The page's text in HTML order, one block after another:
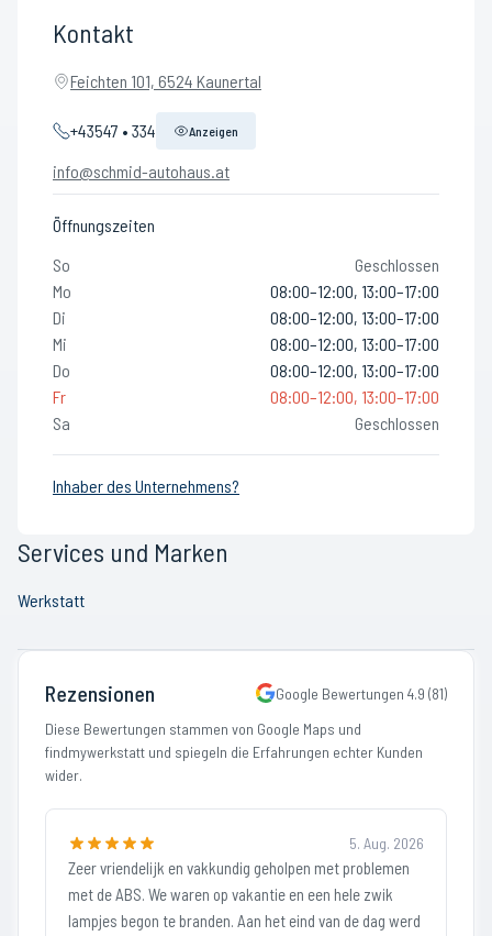
Kontakt
Feichten 101, 6524 Kaunertal
+43547 • 334 Anzeigen
info@schmid-autohaus.at
Öffnungszeiten
So
Geschlossen
Mo
08:00–12:00, 13:00–17:00
Di
08:00–12:00, 13:00–17:00
Mi
08:00–12:00, 13:00–17:00
Do
08:00–12:00, 13:00–17:00
Fr
08:00–12:00, 13:00–17:00
Sa
Geschlossen
Inhaber des Unternehmens?
Services und Marken
Werkstatt
Rezensionen Google Bewertungen 4.9 (81)
Diese Bewertungen stammen von Google Maps und
findmywerkstatt und spiegeln die Erfahrungen echter Kunden
wider.
5. Aug. 2026
Zeer vriendelijk en vakkundig geholpen met problemen
met de ABS. We waren op vakantie en een hele zwik
lampjes begon te branden. Aan het eind van de dag werd